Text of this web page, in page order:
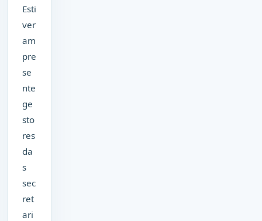
Esti
ver
am
pre
se
nte
ge
sto
res
da
s
sec
ret
ari